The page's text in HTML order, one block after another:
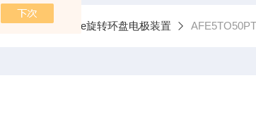
电极 美国pine旋转环盘电极装置 AFE5TO50PT美国